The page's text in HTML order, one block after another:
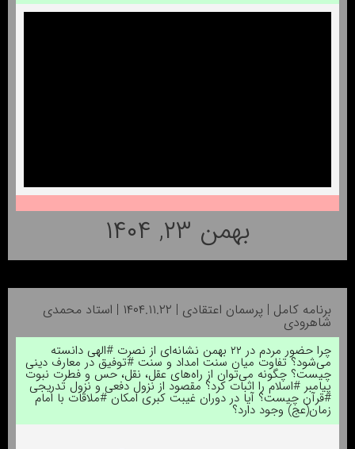
بهمن ۲۳, ۱۴۰۴
برنامه کامل | پرسمان اعتقادی | ۱۴۰۴.۱۱.۲۲ | استاد محمدی
شاهرودی
چرا حضور مردم در ۲۲ بهمن نشانه‌ای از نصرت #الهی دانسته
می‌شود؟ تفاوت میان سنت امداد و سنت #توفیق در معارف دینی
چیست؟ چگونه می‌توان از راه‌های عقل، نقل، حس و فطرت نبوت
پیامبر #اسلام را اثبات کرد؟ مقصود از نزول دفعی و نزول تدریجی
#قرآن چیست؟ آیا در دوران غیبت کبری امکان #ملاقات با امام
زمان(عج) وجود دارد؟